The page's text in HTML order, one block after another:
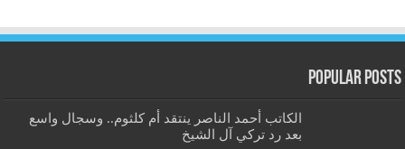
Popular Posts
الكاتب أحمد الناصر ينتقد أم كلثوم.. وسجال واسع
بعد رد تركي آل الشيخ